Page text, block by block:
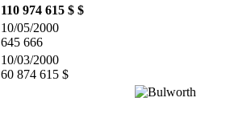
110 974 615 $ $
10/05/2000
645 666
10/03/2000
60 874 615 $